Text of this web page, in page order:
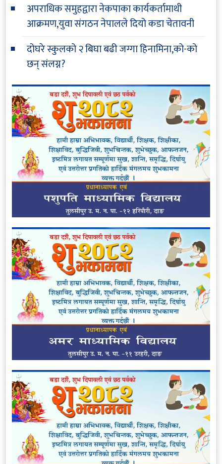
अपराधिक समुहद्वारा नेकपाका कार्यकर्तामाथी
आक्रमण,युवा संगठन नेपालले दियो कडा चेतावनी
दोघरे स्कुलको २ बिघा बढी जग्गा हिनामिना,को-को
छन् संलग्न?